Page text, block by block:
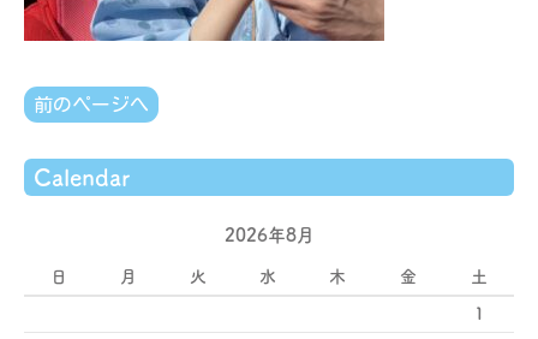
前のページへ
Calendar
2026年8月
日 月 火 水 木 金 土
1